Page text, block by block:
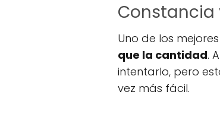
Uno de los
que la cantidad.
intentarlo, pero
vez más fácil.